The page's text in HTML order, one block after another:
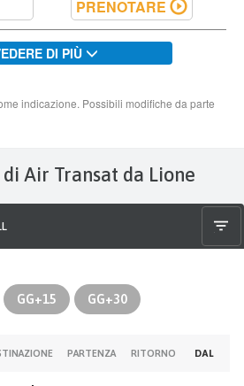
Air Transat da Lione
GG+15 GG+30
PARTENZA RITORNO DAL